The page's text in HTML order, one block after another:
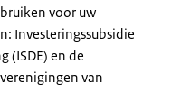
voor uw
Investeringssubsidie
(ISDE) en de
van